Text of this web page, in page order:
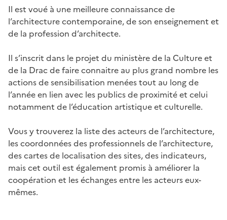
Il est voué à une meilleure connaissance de
l’architecture contemporaine, de son enseignement et
de la profession d’architecte.
Il s’inscrit dans le projet du ministère de la Culture et
de la Drac de faire connaitre au plus grand nombre les
actions de sensibilisation menées tout au long de
l’année en lien avec les publics de proximité et celui
notamment de l’éducation artistique et culturelle.
Vous y trouverez la liste des acteurs de l’architecture,
les coordonnées des professionnels de l’architecture,
des cartes de localisation des sites, des indicateurs,
mais cet outil est également promis à améliorer la
coopération et les échanges entre les acteurs eux-
mêmes.